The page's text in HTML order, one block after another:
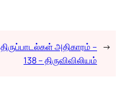
திருப்பாடல்கள் அதிகாரம் –
138 – திருவிவிலியம்
→